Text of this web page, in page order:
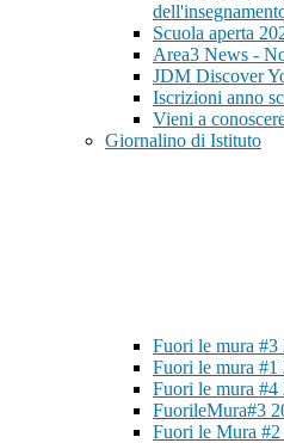
Scuola aperta
Area3 News -
JDM Discover
Iscrizioni anno
Vieni a
Giornalino di Istituto
Fuori le mura #3
Fuori le mura #1
Fuori le mura #4
FuorileMura#3
Fuori le Mura